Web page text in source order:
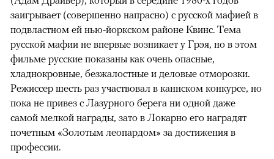
заигрывает (совершенно напрасно) с русской мафией в
подвластном ей нью-йоркском районе Квинс. Тема
русской мафии не впервые возникает у Грэя, но в этом
фильме русские показаны как очень опасные,
хладнокровные, безжалостные и деловые отморозки.
Режиссер шесть раз участвовал в каннском конкурсе, но
пока не привез с Лазурного берега ни одной даже
самой мелкой награды, зато в Локарно его наградят
почетным «Золотым леопардом» за достижения в
профессии.